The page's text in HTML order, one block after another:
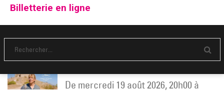
Billetterie en ligne
v
LIRE PLUS
L’AVENTURE RÊVÉE de Valeska Grisebach – à
de mercredi 19 août 2026, 20h00 à